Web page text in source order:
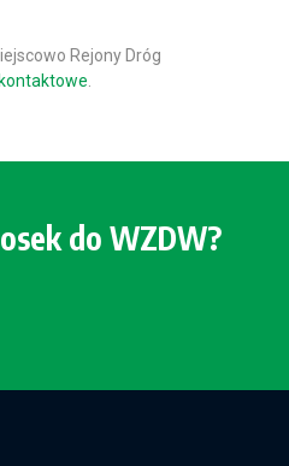
Rejony Dróg
do WZDW?